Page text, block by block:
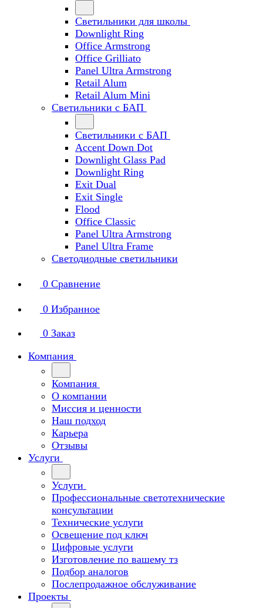
Светильники для школы
Downlight Ring
Office Armstrong
Office Grilliato
Panel Ultra Armstrong
Retail Alum
Retail Alum Mini
Светильники с БАП
Светильники с БАП
Accent Down Dot
Downlight Glass Pad
Downlight Ring
Exit Dual
Exit Single
Flood
Office Classic
Panel Ultra Armstrong
Panel Ultra Frame
Светодиодные светильники
0 Сравнение
0 Избранное
0 Заказ
Компания
Компания
О компании
Миссия и ценности
Наш подход
Карьера
Отзывы
Услуги
Услуги
Профессиональные светотехнические
консультации
Технические услуги
Освещение под ключ
Цифровые услуги
Изготовление по вашему тз
Подбор аналогов
Послепродажное обслуживание
Проекты